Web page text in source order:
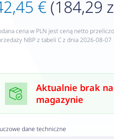
€ (184,29
cena w PLN jest ceną netto
NBP z tabeli C z dnia 2026-08-07
Aktualnie brak na
magazynie
dane techniczne